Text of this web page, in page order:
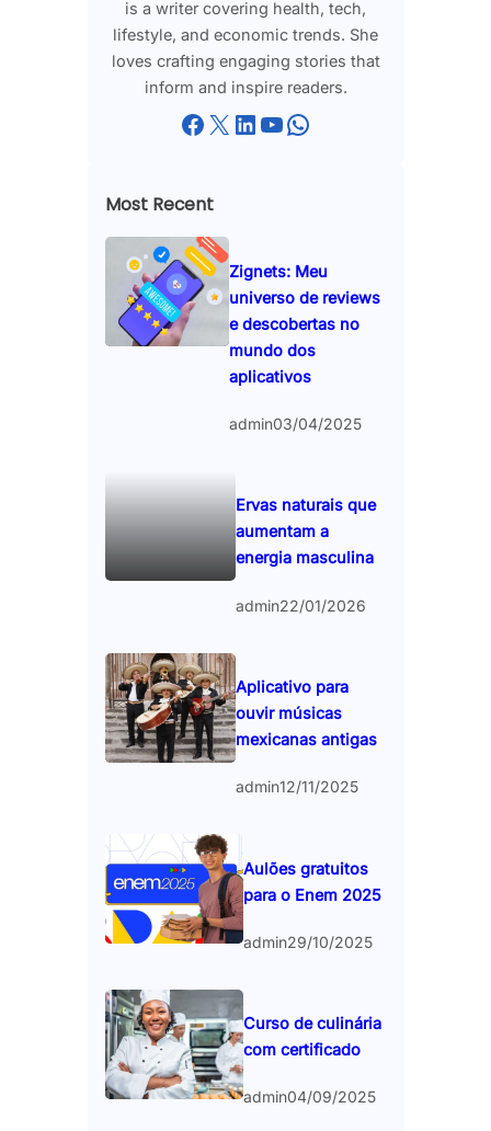
is a writer covering health, tech,
lifestyle, and economic trends. She
loves crafting engaging stories that
inform and inspire readers.
Facebook X LinkedIn YouTube WhatsApp
Most Recent
Zignets: Meu
universo de reviews
e descobertas no
mundo dos
aplicativos
admin03/04/2025
Ervas naturais que
aumentam a
energia masculina
admin22/01/2026
Aplicativo para
ouvir músicas
mexicanas antigas
admin12/11/2025
Aulões gratuitos
para o Enem 2025
admin29/10/2025
Curso de culinária
com certificado
admin04/09/2025